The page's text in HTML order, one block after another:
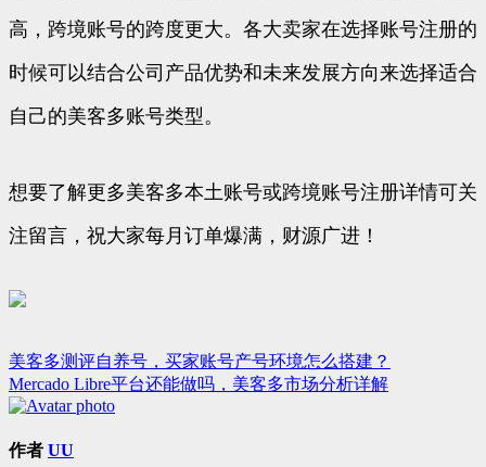
高，跨境账号的跨度更大。各大卖家在选择账号注册的
时候可以结合公司产品优势和未来发展方向来选择适合
自己的美客多账号类型。
想要了解更多美客多本土账号或跨境账号注册详情可关
注留言，祝大家每月订单爆满，财源广进！
文
章
导
美客多测评自养号，买家账号产号环境怎么搭建？
Mercado Libre平台还能做吗，美客多市场分析详解
作者 UU